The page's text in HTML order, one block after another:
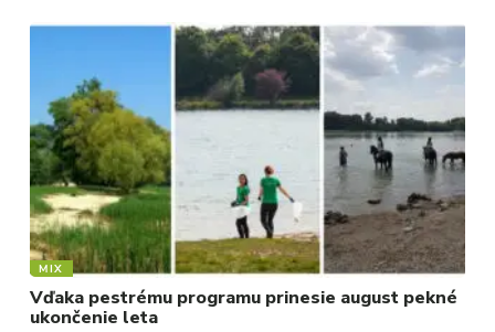
MIX
Vďaka pestrému programu prinesie august pekné
ukončenie leta